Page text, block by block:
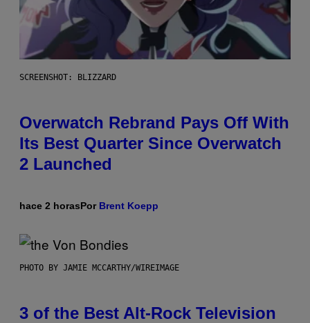
SCREENSHOT: BLIZZARD
Overwatch Rebrand Pays Off With
Its Best Quarter Since Overwatch
2 Launched
hace 2 horasPor Brent Koepp
PHOTO BY JAMIE MCCARTHY/WIREIMAGE
3 of the Best Alt-Rock Television